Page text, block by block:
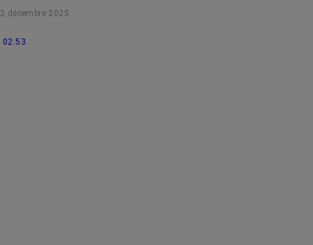
adhérente.
2 décembre 2025
02:53